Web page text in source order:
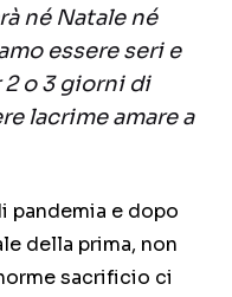
né Natale né
essere seri e
o 3 giorni di
lacrime amare a
pandemia e dopo
della prima, non
sacrificio ci